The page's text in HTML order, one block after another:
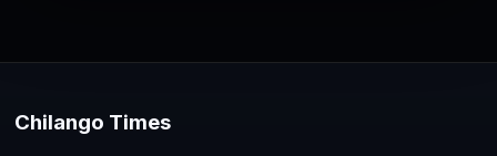
Chilango Times